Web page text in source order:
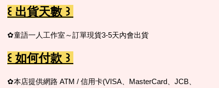
꒰ 出貨天數 ꒱
✿童語一人工作室～訂單現貨3-5天內會出貨
꒰ 如何付款 ꒱
✿本店提供網路 ATM / 信用卡(VISA、MasterCard、JCB、